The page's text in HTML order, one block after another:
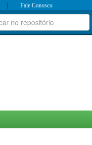
| Fale Conosco